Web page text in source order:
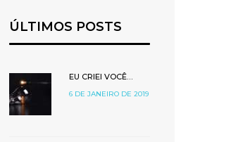
ÚLTIMOS POSTS
EU CRIEI VOCÊ…
6 DE JANEIRO DE 2019